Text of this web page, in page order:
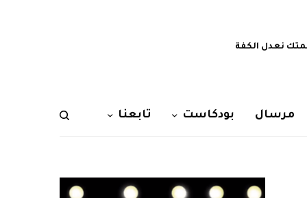
نعدل الكفة
مرسال بودكاست تابعنا